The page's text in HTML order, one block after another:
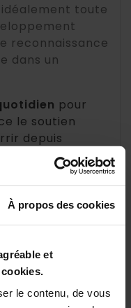
À propos des cookies
et
le contenu, de vous
toute
reconnaissance
dans un
pour
le soutien
depuis
de la
un
auditions ou tout
être perçu à sa
de travail